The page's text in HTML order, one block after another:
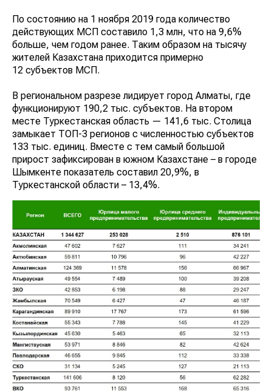
По состоянию на 1 ноября 2019 года количество
действующих МСП составило 1,3 млн, что на 9,6%
больше, чем годом ранее. Таким образом на тысячу
жителей Казахстана приходится примерно
12 субъектов МСП.
В региональном разрезе лидирует город Алматы, где
функционируют 190,2 тыс. субъектов. На втором
месте Туркестанская область — 141,6 тыс. Столица
замыкает ТОП-3 регионов с численностью субъектов
133 тыс. единиц. Вместе с тем самый большой
прирост зафиксирован в южном Казахстане – в городе
Шымкенте показатель составил 20,9%, в
Туркестанской области – 13,4%.